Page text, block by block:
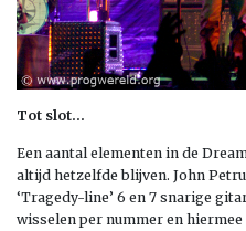
Tot slot…
Een aantal elementen in de
altijd hetzelfde blijven. John
‘Tragedy-line’ 6 en 7 snarige
wisselen per nummer en